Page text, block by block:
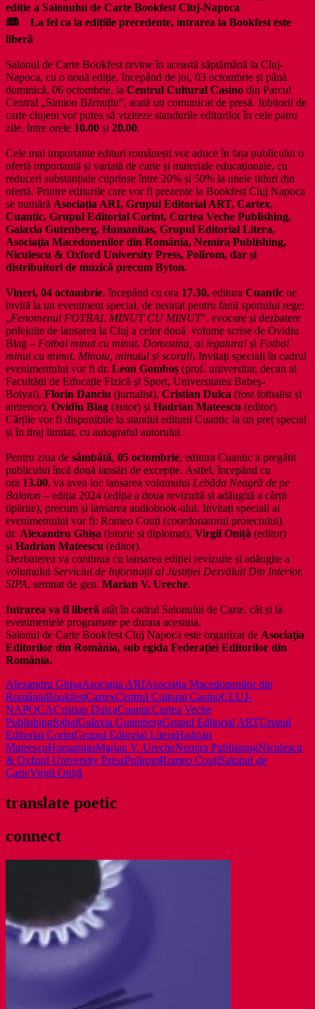
ediție a Salonului de Carte Bookfest Cluj-Napoca
🕮 La fel ca la edițiile precedente, intrarea la Bookfest este
liberă
Salonul de Carte Bookfest revine în această săptămână la Cluj-
Napoca, cu o nouă ediție, începând de joi, 03 octombrie și până
duminică, 06 octombrie, la Centrul Cultural Casino din Parcul
Central „Simion Bărnuțiu”, arată un comunicat de presă. Iubitorii de
carte clujeni vor putea să viziteze standurile editurilor în cele patru
zile, între orele 10.00 și 20.00.
Cele mai importante edituri românești vor aduce în fața publicului o
ofertă importantă și variată de carte și materiale educaționale, cu
reduceri substanțiale cuprinse între 20% și 50% la unele titluri din
ofertă. Printre editurile care vor fi prezente la Bookfest Cluj Napoca
se numără Asociația ARI, Grupul Editorial ART, Cartex,
Cuantic, Grupul Editorial Corint, Curtea Veche Publishing,
Galaxia Gutenberg, Humanitas, Grupul Editorial Litera,
Asociaţia Macedonenilor din România, Nemira Publishing,
Niculescu & Oxford University Press, Polirom, dar și
distribuitori de muzică precum Byton.
Vineri, 04 octombrie, începând cu ora 17.30, editura Cuantic ne
invită la un eveniment special, de neratat pentru fanii sportului rege:
„Fenomenul FOTBAL MINUT CU MINUT”, evocare și dezbatere
prilejuite de lansarea la Cluj a celor două volume scrise de Ovidiu
Blag – Fotbal minut cu minut. Domozina, ai legatura! și Fotbal
minut cu minut. Minoiu, minutul și scorul!. Invitați speciali în cadrul
evenimentului vor fi dr. Leon Gomboș (prof. universitar, decan al
Facultății de Educație Fizică și Sport, Universitatea Babeş-
Bolyai), Florin Danciu (jurnalist), Cristian Dulca (fost fotbalist și
antrenor), Ovidiu Blag (autor) și Hadrian Mateescu (editor).
Cărțile vor fi disponibile la standul editurii Cuantic la un preț special
și în tiraj limitat, cu autograful autorului.
Pentru ziua de sâmbătă, 05 octombrie, editura Cuantic a pregătit
publicului încă două lansări de excepție. Astfel, începând cu
ora 13.00, va avea loc lansarea volumului Lebăda Neagră de pe
Balaton – ediția 2024 (ediția a doua revizuită și adăugită a cărții
tipărite), precum și lansarea audiobook-ului. Invitați speciali ai
evenimentului vor fi: Romeo Couți (coordonatorul proiectului),
dr. Alexandru Ghișa (istoric și diplomat), Virgil Oniță (editor)
și Hadrian Mateescu (editor).
Dezbaterea va continua cu lansarea ediției revizuite și adăugite a
volumului Serviciul de Informații al Justiției Dezvăluit Din Interior,
SIPA, semnat de gen. Marian V. Ureche.
Intrarea va fi liberă atât în cadrul Salonului de Carte, cât și la
evenimentele programate pe durata acestuia.
Salonul de Carte Bookfest Cluj Napoca este organizat de Asociaţia
Editorilor din România, sub egida Federației Editorilor din
România.
Alexandru GhișaAsociația ARIAsociaţia Macedonenilor din
RomâniaBookfestCartexCentrul Cultural CasinoCLUJ-
NAPOCACristian DulcaCuanticCurtea Veche
PublishingfotbalGalaxia GutenbergGrupul Editorial ARTGrupul
Editorial CorintGrupul Editorial LiteraHadrian
MateescuHumanitasMarian V. UrecheNemira PublishingNiculescu
& Oxford University PressPoliromRomeo CouțiSalonul de
CarteVirgil Oniță
translate poetic
connect